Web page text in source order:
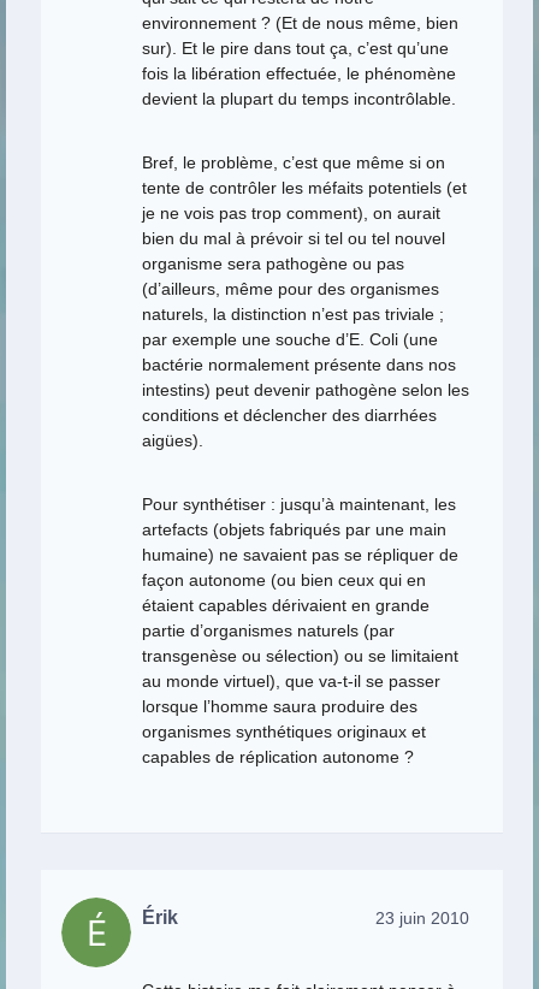
environnement ? (Et de nous même, bien
sur). Et le pire dans tout ça, c’est qu’une
fois la libération effectuée, le phénomène
devient la plupart du temps incontrôlable.
Bref, le problème, c’est que même si on
tente de contrôler les méfaits potentiels (et
je ne vois pas trop comment), on aurait
bien du mal à prévoir si tel ou tel nouvel
organisme sera pathogène ou pas
(d’ailleurs, même pour des organismes
naturels, la distinction n’est pas triviale ;
par exemple une souche d’E. Coli (une
bactérie normalement présente dans nos
intestins) peut devenir pathogène selon les
conditions et déclencher des diarrhées
aigües).
Pour synthétiser : jusqu’à maintenant, les
artefacts (objets fabriqués par une main
humaine) ne savaient pas se répliquer de
façon autonome (ou bien ceux qui en
étaient capables dérivaient en grande
partie d’organismes naturels (par
transgenèse ou sélection) ou se limitaient
au monde virtuel), que va-t-il se passer
lorsque l’homme saura produire des
organismes synthétiques originaux et
capables de réplication autonome ?
Érik 23 juin 2010